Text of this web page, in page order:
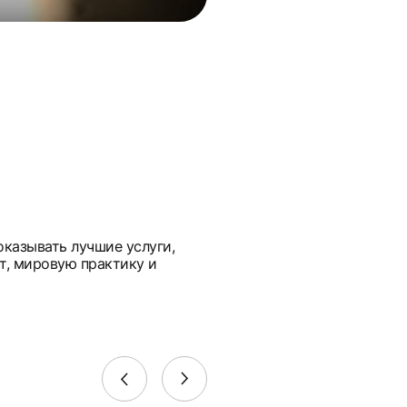
лучшие услуги,
мировую практику и